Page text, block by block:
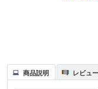
商品説明 レビュ